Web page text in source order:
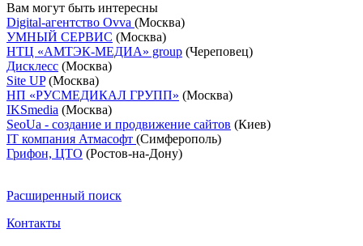
Вам могут быть интересны
Digital-агентство Ovva (Москва)
УМНЫЙ СЕРВИС (Москва)
НТЦ «АМТЭК-МЕДИА» group (Череповец)
Дисклесс (Москва)
Site UP(Москва)
НП «РУСМЕДИКАЛ ГРУПП» (Москва)
IKSmedia (Москва)
SeoUa - создание и продвижение сайтов (Киев)
IT компания Атмасофт (Симферополь)
Грифон, ЦТО (Ростов-на-Дону)
Расширенный поиск
Контакты